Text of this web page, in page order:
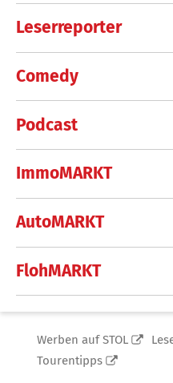
Leserreporter
Comedy
Podcast
ImmoMARKT
AutoMARKT
FlohMARKT
Werben auf STOL
Tourentipps